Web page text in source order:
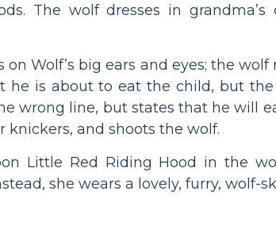
The wolf dresses in
Wolf’s big ears and eyes; the
he is about to eat the child, but
wrong line, but states that he will
and shoots the wolf.
Little Red Riding Hood in the
she wears a lovely, furry, wolf-